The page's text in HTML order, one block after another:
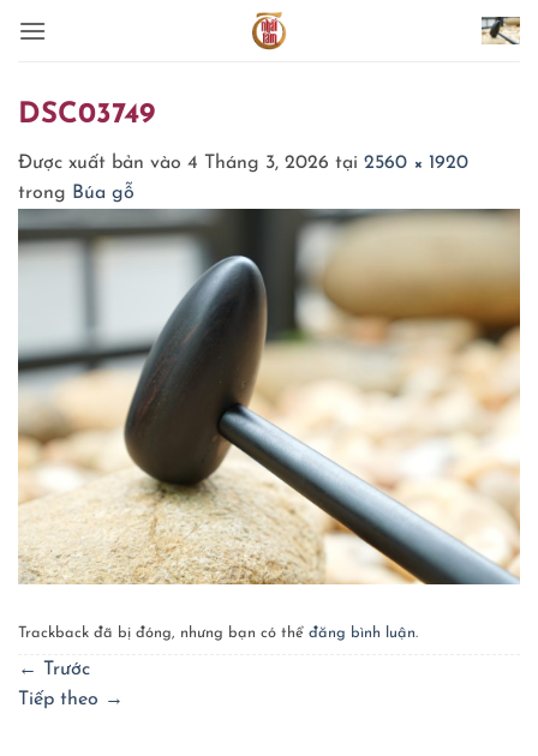
qua
dungDSC03749
Được xuất bản vào 4 Tháng 3, 2026 tại 2560 × 1920
trong Búa gỗ
Trackback đã bị đóng, nhưng bạn có thể đăng bình luận.
←
Trước
Tiếp theo →